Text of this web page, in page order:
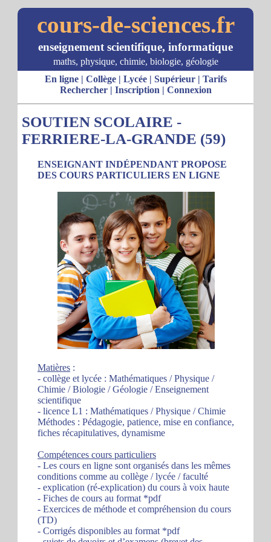
cours-de-sciences.fr
enseignement scientifique, informatique
maths, physique, chimie, biologie, géologie
En ligne| Collège| Lycée| Supérieur| Tarifs
Rechercher| Inscription | Connexion
SOUTIEN SCOLAIRE -
FERRIERE-LA-GRANDE (59)
ENSEIGNANT INDÉPENDANT PROPOSE
DES COURS PARTICULIERS EN LIGNE
Matières :
- collège et lycée : Mathématiques / Physique /
Chimie / Biologie / Géologie / Enseignement
scientifique
- licence L1 : Mathématiques / Physique / Chimie
Méthodes : Pédagogie, patience, mise en confiance,
fiches récapitulatives, dynamisme
Compétences cours particuliers
- Les cours en ligne sont organisés dans les mêmes
conditions comme au collège / lycée / faculté
- explication (ré-explication) du cours à voix haute
- Fiches de cours au format *pdf
- Exercices de méthode et compréhension du cours
(TD)
- Corrigés disponibles au format *pdf